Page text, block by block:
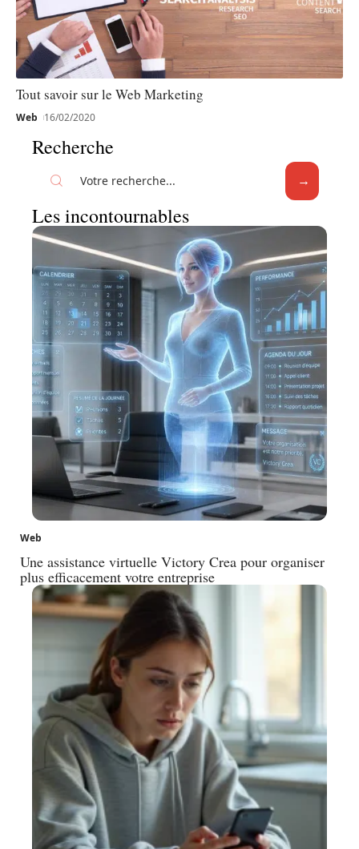
Tout savoir sur le Web Marketing
Web 16/02/2020
Recherche
Les incontournables
Web
Une assistance virtuelle Victory Crea pour organiser
plus efficacement votre entreprise